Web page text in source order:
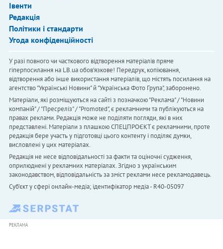
Івенти
Редакція
Політики і стандарти
Угода конфіденційності
У разі повного чи часткового відтворення матеріалів пряме
гіперпосилання на LB.ua обов'язкове! Передрук, копіювання,
відтворення або інше використання матеріалів, що містять посилання на
агентство "Українськi Новини" й "Українська Фото Група", заборонено.
Матеріали, які розміщуються на сайті з позначкою "Реклама" / "Новини
компаній" / "Пресреліз" / "Promoted", є рекламними та публікуються на
правах реклами. Редакція може не поділяти погляди, які в них
представлені. Матеріали з плашкою СПЕЦПРОЄКТ є рекламними, проте
редакція бере участь у підготовці цього контенту і поділяє думки,
висловлені у цих матеріалах.
Редакція не несе відповідальності за факти та оціночні судження,
оприлюднені у рекламних матеріалах. Згідно з українським
законодавством, відповідальність за зміст реклами несе рекламодавець.
Cуб'єкт у сфері онлайн-медіа; ідентифікатор медіа - R40-05097
РЕКЛАМА